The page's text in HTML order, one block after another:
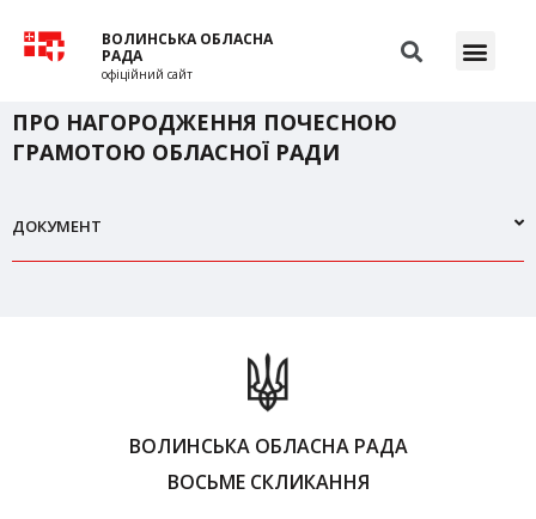
ВОЛИНСЬКА ОБЛАСНА
РАДА
офіційний сайт
ПРО НАГОРОДЖЕННЯ ПОЧЕСНОЮ
ГРАМОТОЮ ОБЛАСНОЇ РАДИ
ДОКУМЕНТ
ВОЛИНСЬКА ОБЛАСНА РАДА
ВОСЬМЕ СКЛИКАННЯ